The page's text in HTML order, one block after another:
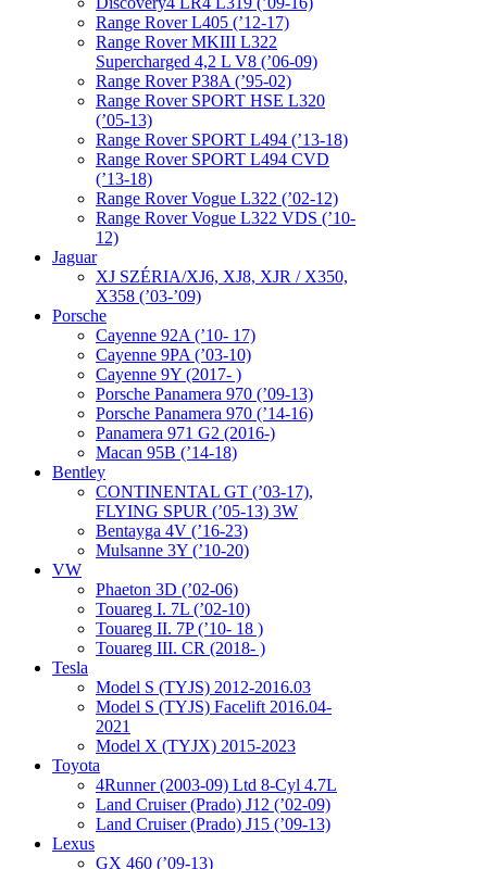
Range Rover L405 (’12-17)
Range Rover MKIII L322
Supercharged 4,2 L V8 (’06-09)
Range Rover P38A (’95-02)
Range Rover SPORT HSE L320
(’05-13)
Range Rover SPORT L494 (’13-18)
Range Rover SPORT L494 CVD
(’13-18)
Range Rover Vogue L322 (’02-12)
Range Rover Vogue L322 VDS (’10-
12)
Jaguar
XJ SZÉRIA/XJ6, XJ8, XJR / X350,
X358 (’03-’09)
Porsche
Cayenne 92A (’10- 17)
Cayenne 9PA (’03-10)
Cayenne 9Y (2017- )
Porsche Panamera 970 (’09-13)
Porsche Panamera 970 (’14-16)
Panamera 971 G2 (2016-)
Macan 95B (’14-18)
Bentley
CONTINENTAL GT (’03-17),
FLYING SPUR (’05-13) 3W
Bentayga 4V (’16-23)
Mulsanne 3Y (’10-20)
VW
Phaeton 3D (’02-06)
Touareg I. 7L (’02-10)
Touareg II. 7P (’10- 18 )
Touareg III. CR (2018- )
Tesla
Model S (TYJS) 2012-2016.03
Model S (TYJS) Facelift 2016.04-
2021
Model X (TYJX) 2015-2023
Toyota
4Runner (2003-09) Ltd 8-Cyl 4.7L
Land Cruiser (Prado) J12 (’02-09)
Land Cruiser (Prado) J15 (’09-13)
Lexus
GX 460 (’09-13)